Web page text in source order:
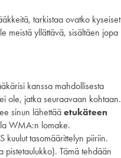
tarkistaa ovatko kyseiset
meistä yllättävä, sisältäen jopa
kanssa mahdollisesta
ole, jatka seuraavaan kohtaan.
sinun lähettääetukäteen
WMA:n lomake.
kuulut tasomäärittelyn piiriin.
pistetaulukko). Tämä tehdään